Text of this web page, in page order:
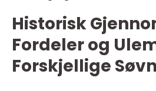
Historisk
Fordeler og
Forskjellige